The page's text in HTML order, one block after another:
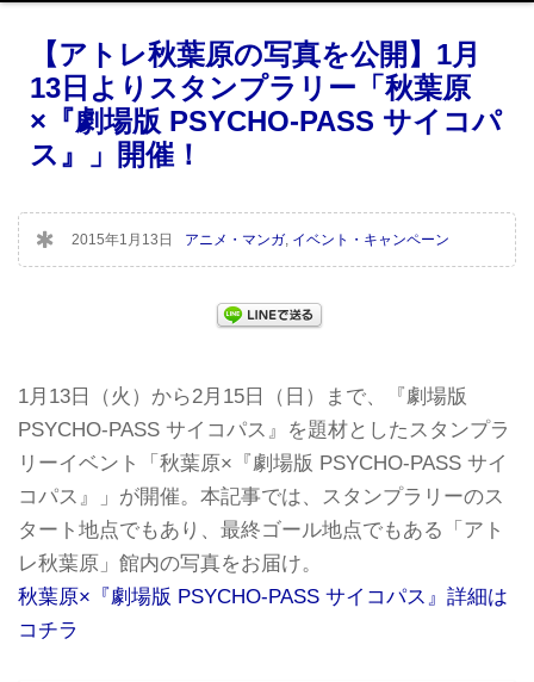
【アトレ秋葉原の写真を公開】1月
13日よりスタンプラリー「秋葉原
×『劇場版 PSYCHO-PASS サイコパ
ス』」開催！
2015年1月13日 アニメ・マンガ イベント・キャンペーン
1月13日（火）から2月15日（日）まで、『劇場版
PSYCHO-PASS サイコパス』を題材としたスタンプラ
リーイベント「秋葉原×『劇場版 PSYCHO-PASS サイ
コパス』」が開催。本記事では、スタンプラリーのス
タート地点でもあり、最終ゴール地点でもある「アト
レ秋葉原」館内の写真をお届け。
秋葉原×『劇場版 PSYCHO-PASS サイコパス』詳細は
コチラ